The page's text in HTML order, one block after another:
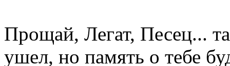
Прощай, Легат, Песец...
ушел, но память о тебе